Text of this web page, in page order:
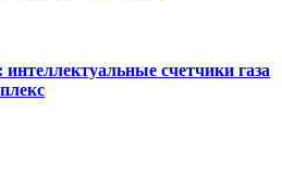
счетчики газа